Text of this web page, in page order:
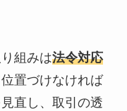
組みは法令対応
置づけなければ
直し、取引の透